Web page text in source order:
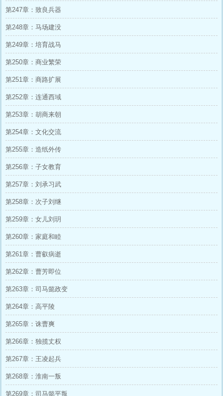
第247章：致良兵器
第248章：马场建没
第249章：培育战马
第250章：商业繁荣
第251章：商路扩展
第252章：连通西域
第253章：胡商来朝
第254章：文化交流
第255章：造纸外传
第256章：子女教育
第257章：刘承习武
第258章：次子刘继
第259章：女儿刘玥
第260章：家庭和睦
第261章：曹叡病逝
第262章：曹芳即位
第263章：司马懿政变
第264章：高平陵
第265章：诛曹爽
第266章：独揽丈权
第267章：王凌起兵
第268章：淮南一叛
第269章：司马懿平叛